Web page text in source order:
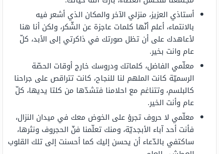
أستاذي العزيز، منزلي الآخر والمكان الذي أشعر فيه
بالانتماء، أعلم أنّها كلمات عاجزة عن الشّكر، ولكن أنا هنا
لأعاهدك على أن تظل صورتك في ذاكرتي إلى الأبد، كلّ
عام وانت بخير.
معلّمي الفاضل، كلماتك ودروسك خارج أوقات الحصّة
الرسميّة كانت الملهم لنا للنجاح، كانت تتراقص على جراحنا
كالبلسم، وتتناغم مع احلامنا فتشدّها من كلتا يديها، كلّ
عام وأنت الخير.
معلّمي لا حروف تجرؤ على الخوض معك في ميدان النزال،
فأنت أحد آباء الأبجديّة، ومنك تعلّمنا فنّ الحجروف ونثرها،
ساكتفي بالدّعاء أن يحسن إليك كما أحسنت إلى تلك القلوب